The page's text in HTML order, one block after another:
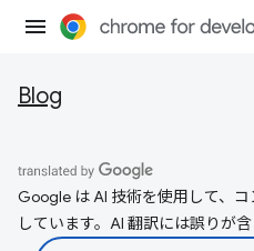
Blog
Google は AI 技術を使用して、
しています。AI 翻訳には誤りが